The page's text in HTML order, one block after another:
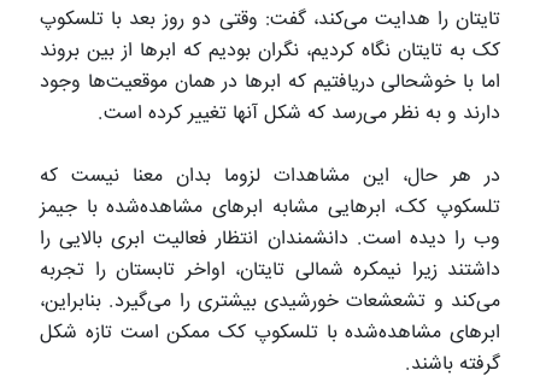
تایتان را هدایت می‌کند، گفت: وقتی دو روز بعد با تلسکوپ
کک به تایتان نگاه کردیم، نگران بودیم که ابرها از بین بروند
اما با خوشحالی دریافتیم که ابرها در همان موقعیت‌ها وجود
دارند و به نظر می‌رسد که شکل آنها تغییر کرده است.
در هر حال، این مشاهدات لزوما بدان معنا نیست که
تلسکوپ کک، ابرهایی مشابه ابرهای مشاهده‌شده با جیمز
وب را دیده است. دانشمندان انتظار فعالیت ابری بالایی را
داشتند زیرا نیمکره شمالی تایتان، اواخر تابستان را تجربه
می‌کند و تشعشعات خورشیدی بیشتری را می‌گیرد. بنابراین،
ابرهای مشاهده‌شده با تلسکوپ کک ممکن است تازه شکل
گرفته باشند.